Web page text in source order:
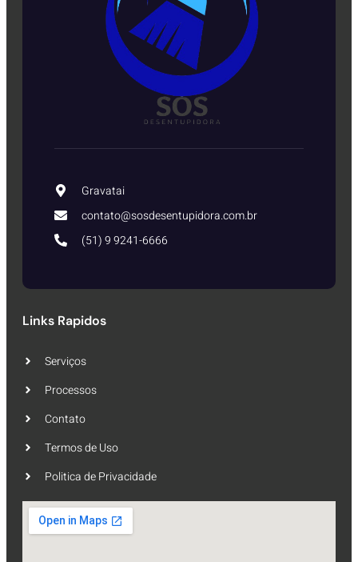
Gravatai
contato@sosdesentupidora.com.br
(51) 9 9241-6666
Links Rapidos
Serviços
Processos
Contato
Termos de Uso
Politica de Privacidade